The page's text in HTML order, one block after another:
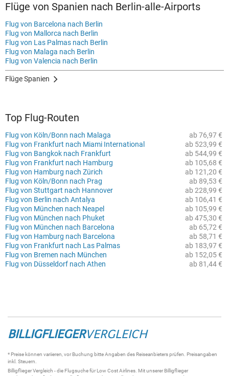
Flüge von Spanien nach Berlin-alle-Airports
Flug von Barcelona nach Berlin
Flug von Mallorca nach Berlin
Flug von Las Palmas nach Berlin
Flug von Malaga nach Berlin
Flug von Valencia nach Berlin
Flüge Spanien
Top Flug-Routen
ab 76,97 €
Flug von Köln/Bonn nach Malaga
ab 523,99 €
Flug von Frankfurt nach Miami International
ab 544,99 €
Flug von Bangkok nach Frankfurt
ab 105,68 €
Flug von Frankfurt nach Hamburg
ab 121,20 €
Flug von Hamburg nach Zürich
ab 89,53 €
Flug von Köln/Bonn nach Prag
ab 228,99 €
Flug von Stuttgart nach Hannover
ab 106,41 €
Flug von Berlin nach Antalya
ab 105,99 €
Flug von München nach Neapel
ab 475,30 €
Flug von München nach Phuket
ab 65,72 €
Flug von München nach Barcelona
ab 58,71 €
Flug von Hamburg nach Barcelona
ab 183,97 €
Flug von Frankfurt nach Las Palmas
ab 152,05 €
Flug von Bremen nach München
ab 81,44 €
Flug von Düsseldorf nach Athen
BILLIGFLIEGERVERGLEICH
* Preise können variieren, vor Buchung bitte Angaben des Reiseanbieters prüfen. Preisangaben
inkl. Steuern.
BilligfliegerVergleich - die Flugsuchefür Low Cost Airlines. Mit unsererBilligflieger